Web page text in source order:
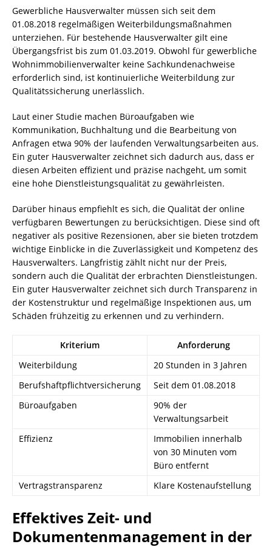
Gewerbliche Hausverwalter müssen sich seit dem
01.08.2018 regelmäßigen Weiterbildungsmaßnahmen
unterziehen. Für bestehende Hausverwalter gilt eine
Übergangsfrist bis zum 01.03.2019. Obwohl für gewerbliche
Wohnimmobilienverwalter keine Sachkundenachweise
erforderlich sind, ist kontinuierliche Weiterbildung zur
Qualitätssicherung unerlässlich.
Laut einer Studie machen Büroaufgaben wie
Kommunikation, Buchhaltung und die Bearbeitung von
Anfragen etwa 90% der laufenden Verwaltungsarbeiten aus.
Ein guter Hausverwalter zeichnet sich dadurch aus, dass er
diesen Arbeiten effizient und präzise nachgeht, um somit
eine hohe Dienstleistungsqualität zu gewährleisten.
Darüber hinaus empfiehlt es sich, die Qualität der online
verfügbaren Bewertungen zu berücksichtigen. Diese sind oft
negativer als positive Rezensionen, aber sie bieten trotzdem
wichtige Einblicke in die Zuverlässigkeit und Kompetenz des
Hausverwalters. Langfristig zählt nicht nur der Preis,
sondern auch die Qualität der erbrachten Dienstleistungen.
Ein guter Hausverwalter zeichnet sich durch Transparenz in
der Kostenstruktur und regelmäßige Inspektionen aus, um
Schäden frühzeitig zu erkennen und zu verhindern.
Kriterium
Anforderung
Weiterbildung
20 Stunden in 3 Jahren
Berufshaftpflichtversicherung
Seit dem 01.08.2018
Büroaufgaben
90% der
Verwaltungsarbeit
Effizienz
Immobilien innerhalb
von 30 Minuten vom
Büro entfernt
Vertragstransparenz
Klare Kostenaufstellung
Effektives Zeit- und
Dokumentenmanagement in der